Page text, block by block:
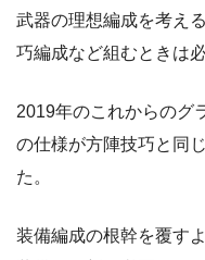
武器の理想編成を考え
巧編成など組むときは
2019年のこれからのグ
の仕様が方陣技巧と同
た。
装備編成の根幹を覆す